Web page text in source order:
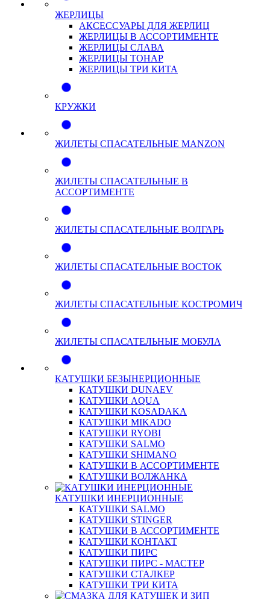
ЖЕРЛИЦЫ
АКСЕССУАРЫ ДЛЯ ЖЕРЛИЦ
ЖЕРЛИЦЫ В АССОРТИМЕНТЕ
ЖЕРЛИЦЫ СЛАВА
ЖЕРЛИЦЫ ТОНАР
ЖЕРЛИЦЫ ТРИ КИТА
КРУЖКИ
ЖИЛЕТЫ СПАСАТЕЛЬНЫЕ MANZON
ЖИЛЕТЫ СПАСАТЕЛЬНЫЕ В
АССОРТИМЕНТЕ
ЖИЛЕТЫ СПАСАТЕЛЬНЫЕ ВОЛГАРЬ
ЖИЛЕТЫ СПАСАТЕЛЬНЫЕ ВОСТОК
ЖИЛЕТЫ СПАСАТЕЛЬНЫЕ КОСТРОМИЧ
ЖИЛЕТЫ СПАСАТЕЛЬНЫЕ МОБУЛА
КАТУШКИ БЕЗЫНЕРЦИОННЫЕ
КАТУШКИ DUNAEV
КАТУШКИ AQUA
КАТУШКИ KOSADAKA
КАТУШКИ MIKADO
КАТУШКИ RYOBI
КАТУШКИ SALMO
КАТУШКИ SHIMANO
КАТУШКИ В АССОРТИМЕНТЕ
КАТУШКИ ВОЛЖАНКА
КАТУШКИ ИНЕРЦИОННЫЕ
КАТУШКИ SALMO
КАТУШКИ STINGER
КАТУШКИ В АССОРТИМЕНТЕ
КАТУШКИ КОНТАКТ
КАТУШКИ ПИРС
КАТУШКИ ПИРС - МАСТЕР
КАТУШКИ СТАЛКЕР
КАТУШКИ ТРИ КИТА